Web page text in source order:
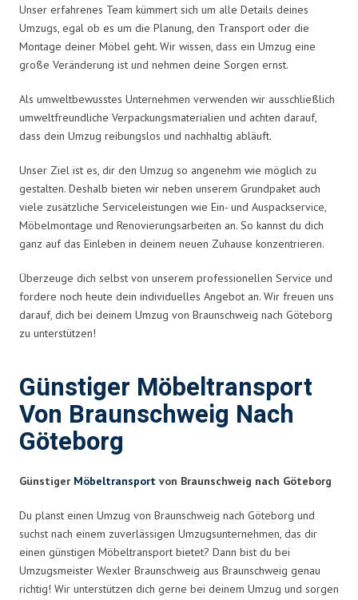
Unser erfahrenes Team kümmert sich um alle Details deines
Umzugs, egal ob es um die Planung, den Transport oder die
Montage deiner Möbel geht. Wir wissen, dass ein Umzug eine
große Veränderung ist und nehmen deine Sorgen ernst.
Als umweltbewusstes Unternehmen verwenden wir ausschließlich
umweltfreundliche Verpackungsmaterialien und achten darauf,
dass dein Umzug reibungslos und nachhaltig abläuft.
Unser Ziel ist es, dir den Umzug so angenehm wie möglich zu
gestalten. Deshalb bieten wir neben unserem Grundpaket auch
viele zusätzliche Serviceleistungen wie Ein- und Auspackservice,
Möbelmontage und Renovierungsarbeiten an. So kannst du dich
ganz auf das Einleben in deinem neuen Zuhause konzentrieren.
Überzeuge dich selbst von unserem professionellen Service und
fordere noch heute dein individuelles Angebot an. Wir freuen uns
darauf, dich bei deinem Umzug von Braunschweig nach Göteborg
zu unterstützen!
Günstiger Möbeltransport
Von Braunschweig Nach
Göteborg
Günstiger Möbeltransport von Braunschweig nach Göteborg
Du planst einen Umzug von Braunschweig nach Göteborg und
suchst nach einem zuverlässigen Umzugsunternehmen, das dir
einen günstigen Möbeltransport bietet? Dann bist du bei
Umzugsmeister Wexler Braunschweig aus Braunschweig genau
richtig! Wir unterstützen dich gerne bei deinem Umzug und sorgen